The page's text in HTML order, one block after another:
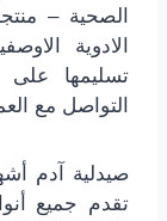
الصحية –
الادوية
تسليمها
التواصل مع
صيدلية آدم
تقدم جميع